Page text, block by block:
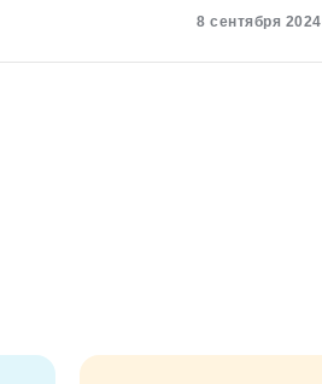
8 сентября 2024